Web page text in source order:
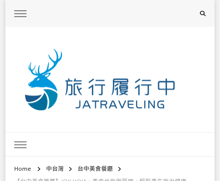
Home 中台灣
台中美食餐廳